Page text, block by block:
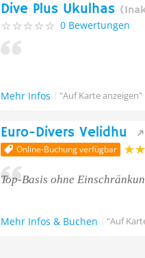
Dive Plus Ukulhas
0 Bewertungen
Mehr Infos "Auf Karte anzeigen"
Euro-Divers Velidhu
Online-Buchung verfügbar
Top-Basis ohne
Mehr Infos & Buchen "Auf